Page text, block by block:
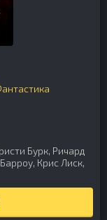
Бурк, Ричард
Крис Лиск,